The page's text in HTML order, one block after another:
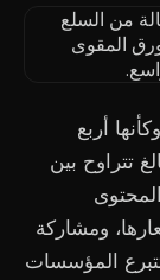
أربع
تتراوح بين
المحتوى
ومشاركة
تتبرع المؤسسات